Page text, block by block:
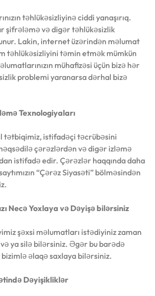
təhlükəsizliyinə ciddi yanaşırıq.
şifrələmə və digər təhlükəsizlik
Lakin, internet üzərindən məlumat
təhlükəsizliyini təmin etmək mümkün
mühafizəsi üçün bizə hər
problemi yaranarsa dərhal bizə
Texnologiyaları
tətbiqimiz, istifadəçi təcrübəsini
çərəzlərdən və digər izləmə
istifadə edir. Çərəzlər haqqında daha
“Çərəz Siyasəti” bölməsindən
Necə Yoxlaya və Dəyişə bilərsiniz
şəxsi məlumatları istədiyiniz zaman
ya silə bilərsiniz. Əgər bu barədə
bizimlə əlaqə saxlaya bilərsiniz.
Dəyişikliklər